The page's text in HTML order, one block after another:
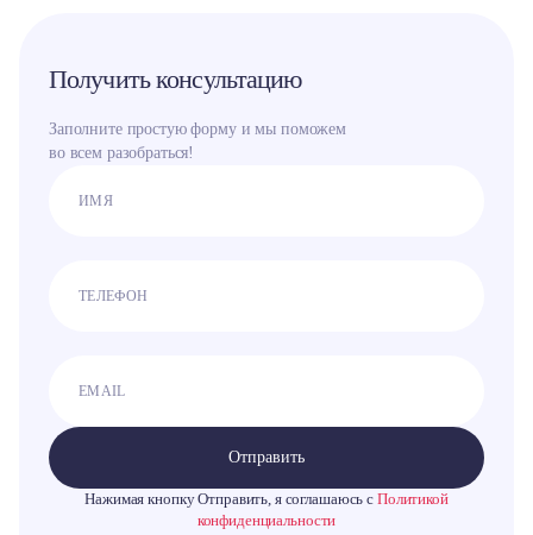
Получить консультацию
Заполните простую форму и мы поможем
во всем разобраться!
Отправить
Нажимая кнопку Отправить, я соглашаюсь с Политикой
конфиденциальности